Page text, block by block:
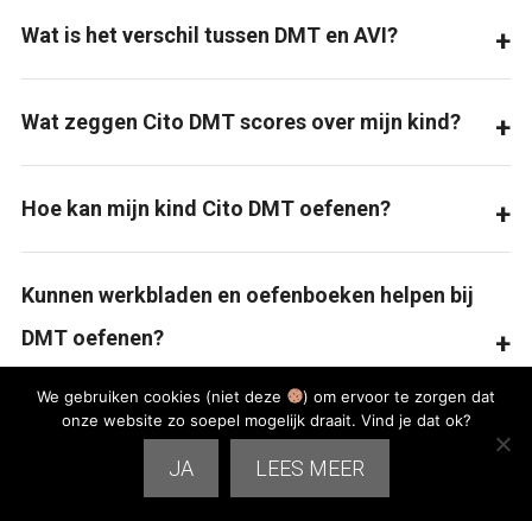
Wat is het verschil tussen DMT en AVI?
Wat zeggen Cito DMT scores over mijn kind?
Hoe kan mijn kind Cito DMT oefenen?
Kunnen werkbladen en oefenboeken helpen bij
DMT oefenen?
We gebruiken cookies (niet deze
) om ervoor te zorgen dat
onze website zo soepel mogelijk draait. Vind je dat ok?
JA LEES MEER